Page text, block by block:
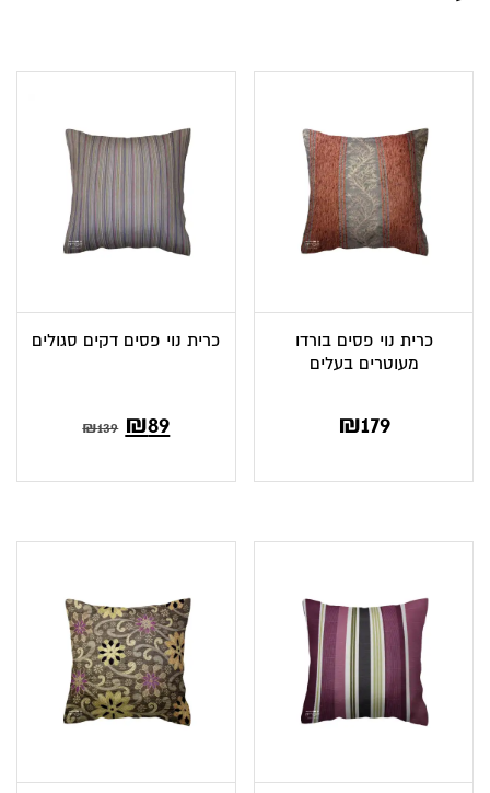
כרית נוי פסים בורדו
מעוטרים בעלים
₪179
כרית נוי פסים דקים סגולים
₪139 ₪89